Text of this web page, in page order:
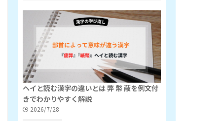
ヘイと読む漢字の違いとは 弊 幣 蔽を例文付
きでわかりやすく解説
2026/7/28